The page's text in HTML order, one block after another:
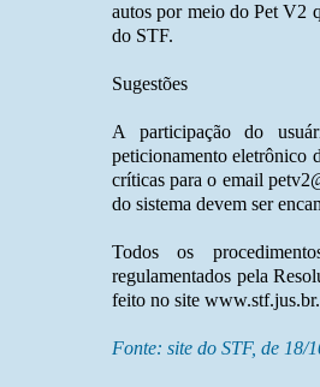
autos por meio do Pet V2
do STF.
Sugestões
A participação do
peticionamento eletrônico
críticas para o email
do sistema devem ser
Todos os
regulamentados pela
feito no site www.stf.jus.br.
Fonte: site do STF, de 18/